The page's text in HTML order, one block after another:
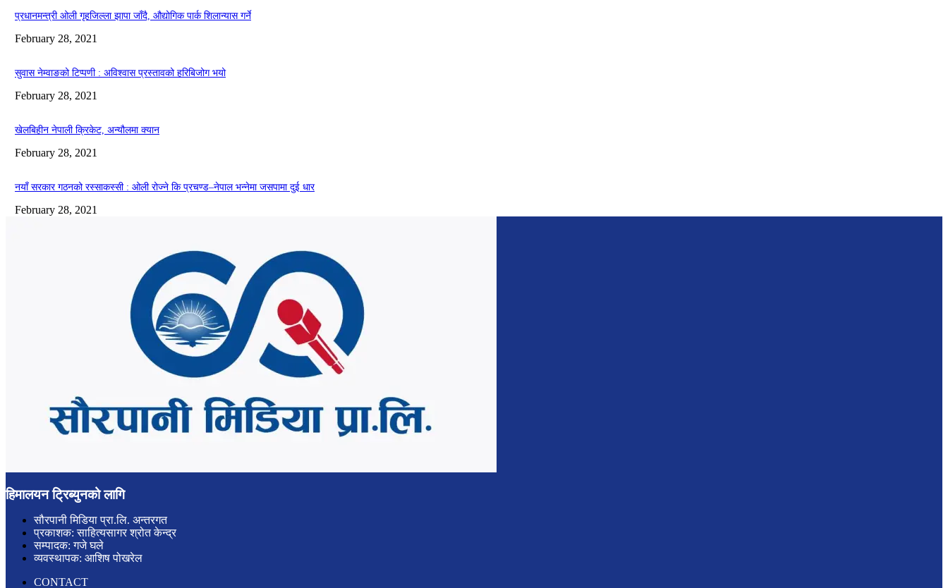
प्रधानमन्त्री ओली गृहजिल्ला झापा जाँदै, औद्योगिक पार्क शिलान्यास गर्ने
February 28, 2021
सुवास नेम्वाङको टिप्पणी : अविश्वास प्रस्तावको हरिबिजोग भयो
February 28, 2021
खेलबिहीन नेपाली क्रिकेट, अन्यौलमा क्यान
February 28, 2021
नयाँ सरकार गठनको रस्साकस्सी : ओली रोज्ने कि प्रचण्ड–नेपाल भन्नेमा जसपामा दुई धार
February 28, 2021
हिमालयन ट्रिब्युनको लागि
सौरपानी मिडिया प्रा.लि. अन्तरगत
प्रकाशक: साहित्यसागर श्रोत केन्द्र
सम्पादक: गजे घले
व्यवस्थापक: आशिष पोखरेल
CONTACT